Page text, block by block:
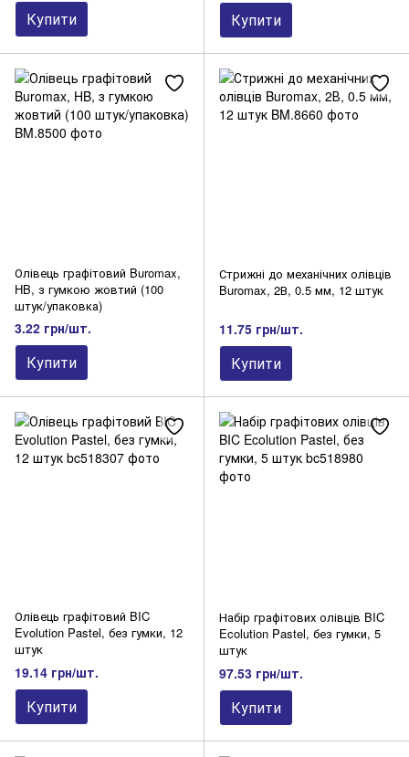
Купити Купити
Олівець графітовий Buromax,
HB, з гумкою жовтий (100
штук/упаковка)
3.22 грн/шт.
Купити
Стрижні до механічних олівців
Buromax, 2В, 0.5 мм, 12 штук
11.75 грн/шт.
Купити
Олівець графітовий BIC
Evolution Pastel, без гумки, 12
штук
19.14 грн/шт.
Купити
Набір графітових олівців BIC
Ecolution Pastel, без гумки, 5
штук
97.53 грн/шт.
Купити